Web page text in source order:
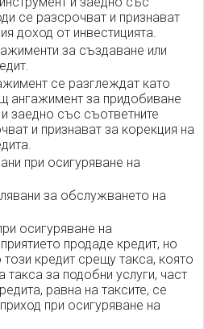
се разсрочват и признават
доход от инвестицията.
за създаване или
се разглеждат като
ангажимент за придобиване
заедно със съответните
и признават за корекция на
при осигуряване на
за обслужването на
осигуряване на
продаде кредит, но
кредит срещу такса, която
такса за подобни услуги, част
равна на таксите, се
при осигуряване на